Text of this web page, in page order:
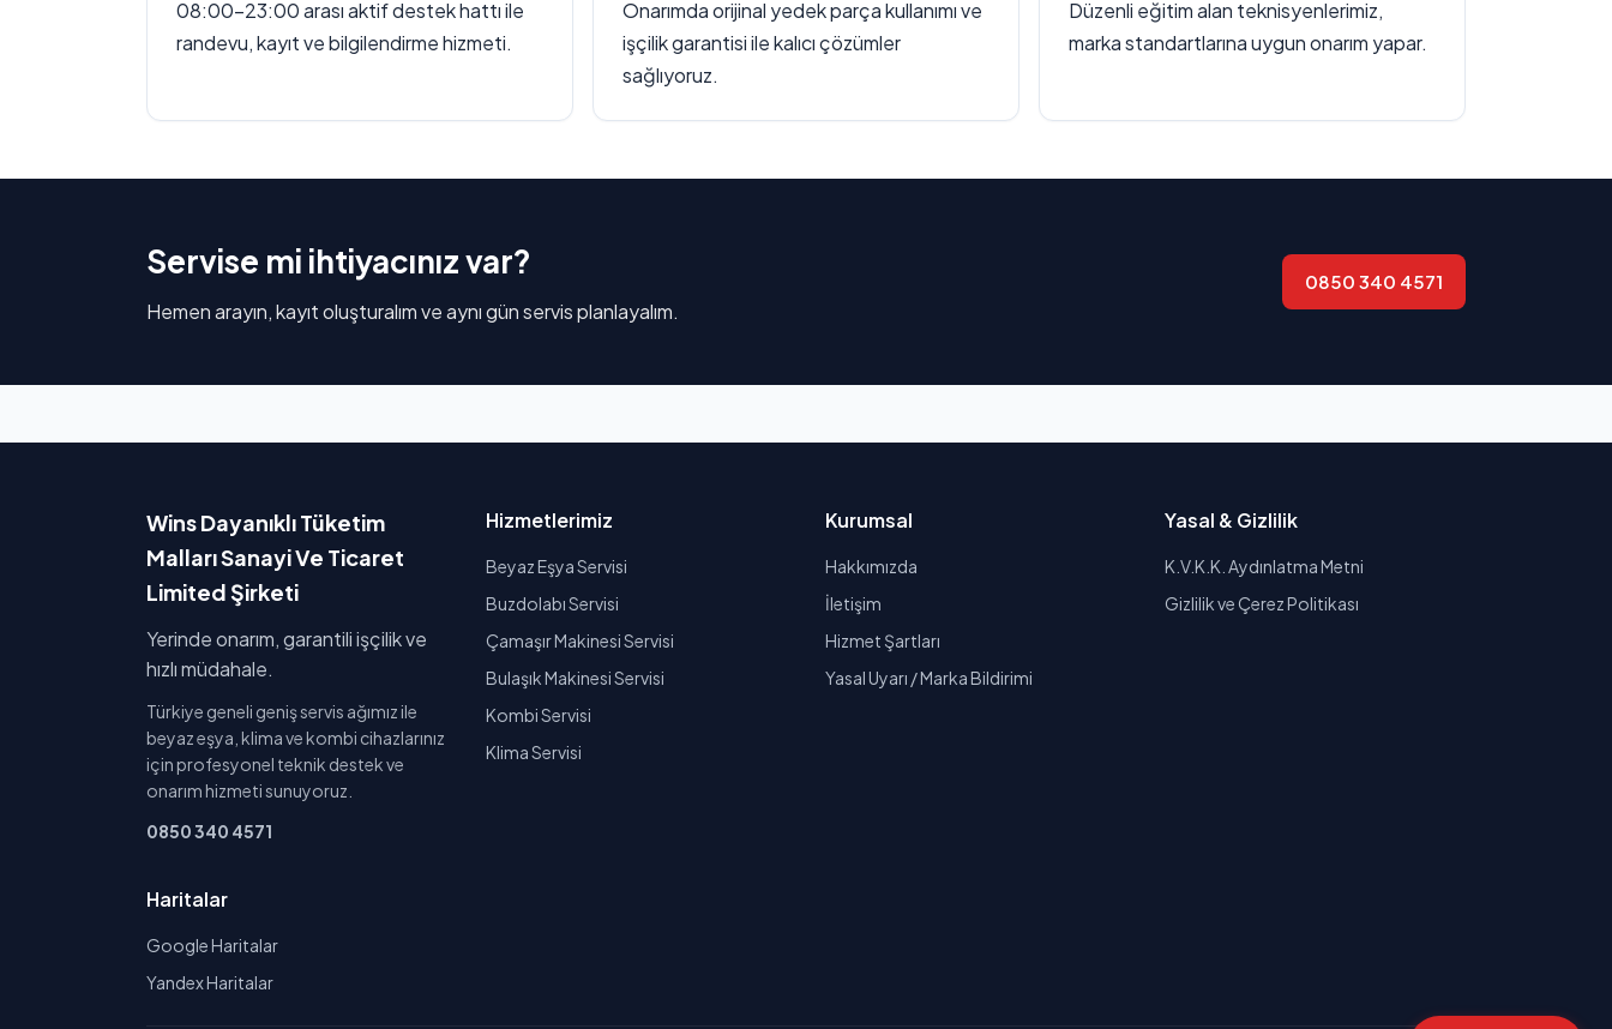
08:00–23:00 arası aktif destek hattı ile
randevu, kayıt ve bilgilendirme hizmeti.
Onarımda orijinal yedek parça kullanımı ve
işçilik garantisi ile kalıcı çözümler
sağlıyoruz.
Düzenli eğitim alan teknisyenlerimiz,
marka standartlarına uygun onarım yapar.
Servise mi ihtiyacınız var?
Hemen arayın, kayıt oluşturalım ve aynı gün servis planlayalım.
0850 340 4571
Wins Dayanıklı Tüketim
Malları Sanayi Ve Ticaret
Limited Şirketi
Yerinde onarım, garantili işçilik ve
hızlı müdahale.
Türkiye geneli geniş servis ağımız ile
beyaz eşya, klima ve kombi cihazlarınız
için profesyonel teknik destek ve
onarım hizmeti sunuyoruz.
0850 340 4571
Hizmetlerimiz
Beyaz Eşya Servisi
Buzdolabı Servisi
Çamaşır Makinesi Servisi
Bulaşık Makinesi Servisi
Kombi Servisi
Klima Servisi
Kurumsal
Hakkımızda
İletişim
Hizmet Şartları
Yasal Uyarı / Marka Bildirimi
Yasal & Gizlilik
K.V.K.K. Aydınlatma Metni
Gizlilik ve Çerez Politikası
Haritalar
Google Haritalar
Yandex Haritalar